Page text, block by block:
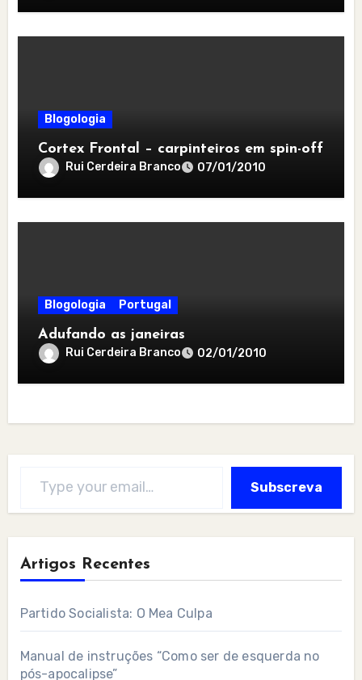
Blogologia
Cortex Frontal – carpinteiros em spin-off
Rui Cerdeira Branco 07/01/2010
Blogologia Portugal
Adufando as janeiras
Rui Cerdeira Branco 02/01/2010
Subscreva
Artigos Recentes
Partido Socialista: O Mea Culpa
Manual de instruções “Como ser de esquerda no
pós-apocalipse”